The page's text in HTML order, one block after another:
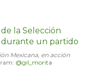
Mexicana, en acción
@gil_morita